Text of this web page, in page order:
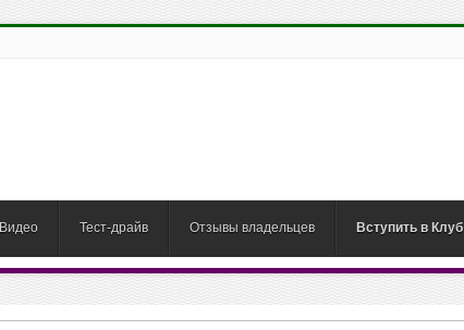
Видео Тест-драйв Отзывы владельцев Вступить в Клуб